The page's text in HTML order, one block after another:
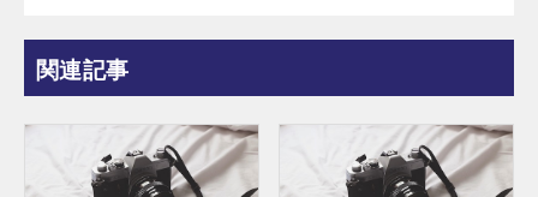
関連記事